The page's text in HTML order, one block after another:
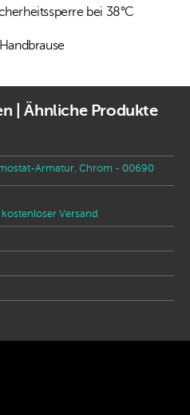
bei 38°C
| Ähnliche Produkte
Armatur, Chrom - 00690
| kostenloser Versand